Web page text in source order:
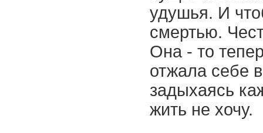
удушья. И
смертью.
Она - то
отжала себе
задыхаясь
жить не хочу.